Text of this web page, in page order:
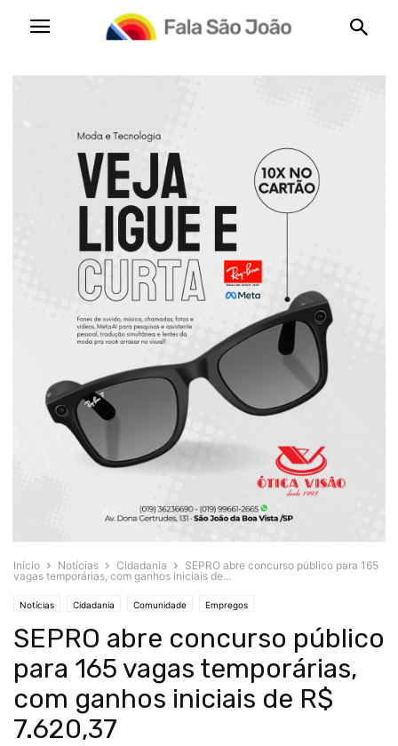
Início Notícias Cidadania
SEPRO abre concurso público para 165
vagas temporárias, com ganhos iniciais de...
Notícias Cidadania Comunidade Empregos
SEPRO abre concurso público
para 165 vagas temporárias,
com ganhos iniciais de R$
7.620,37